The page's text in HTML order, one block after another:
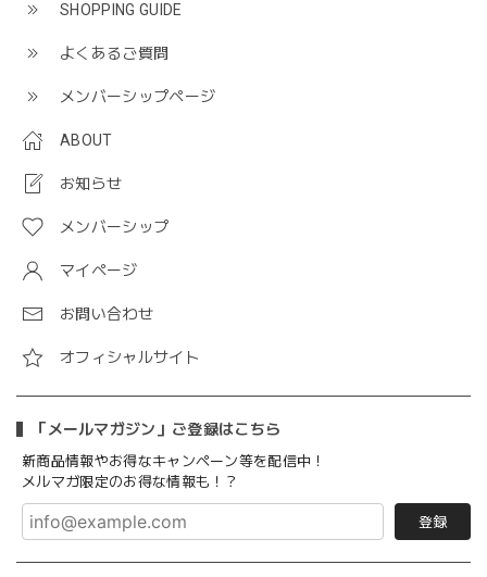
SHOPPING GUIDE
よくあるご質問
メンバーシップページ
ABOUT
お知らせ
メンバーシップ
マイページ
お問い合わせ
オフィシャルサイト
「メールマガジン」ご登録はこちら
新商品情報やお得なキャンペーン等を配信中！
メルマガ限定のお得な情報も！？
登録